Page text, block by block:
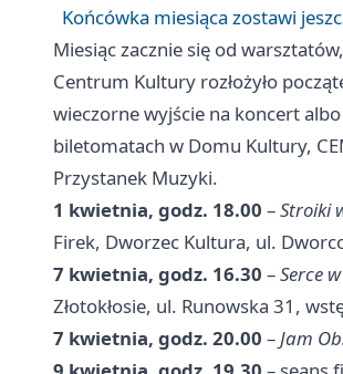
Końcówka miesiąca zostawi
Miesiąc zacznie się od
Centrum Kultury rozłożyło
wieczorne wyjście na koncert
biletomatach w Domu Kultury,
Przystanek Muzyki.
1 kwietnia, godz. 18.00 –Stroiki
Firek, Dworzec Kultura, ul.
7 kwietnia, godz. 16.30 –Serce
Złotokłosie, ul. Runowska 31,
7 kwietnia, godz. 20.00 –Jam